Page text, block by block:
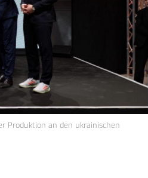
Produktion an den ukrainischen